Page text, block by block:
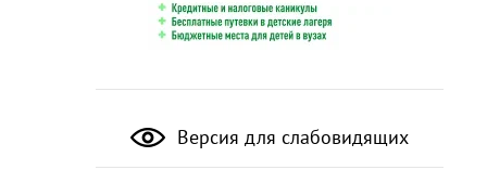
Версия для слабовидящих